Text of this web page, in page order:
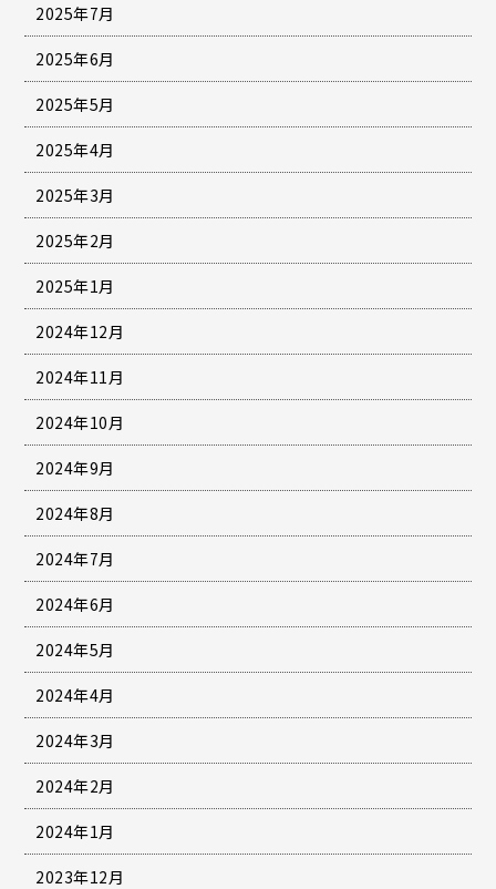
2025年7月
2025年6月
2025年5月
2025年4月
2025年3月
2025年2月
2025年1月
2024年12月
2024年11月
2024年10月
2024年9月
2024年8月
2024年7月
2024年6月
2024年5月
2024年4月
2024年3月
2024年2月
2024年1月
2023年12月